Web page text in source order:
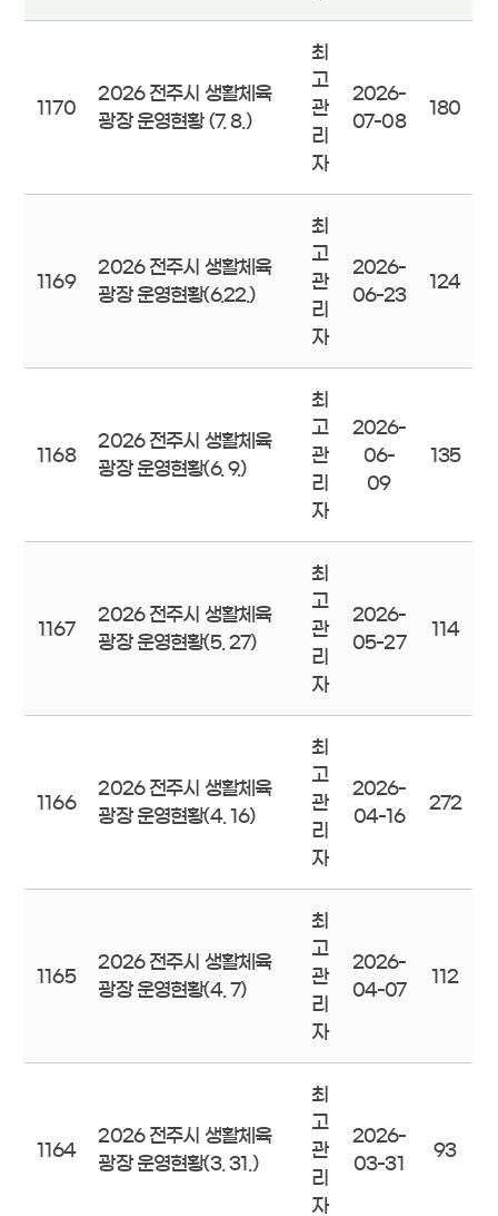
1170
2026 전주시 생활체육
광장 운영현황 (7. 8.)
최
고
관
리
자
2026-
07-08
180
1169
2026 전주시 생활체육
광장 운영현황(6.22.)
최
고
관
리
자
2026-
06-23
124
1168
2026 전주시 생활체육
광장 운영현황(6. 9.)
최
고
관
리
자
2026-
06-
09
135
1167
2026 전주시 생활체육
광장 운영현황(5. 27)
최
고
관
리
자
2026-
05-27
114
1166
2026 전주시 생활체육
광장 운영현황(4. 16)
최
고
관
리
자
2026-
04-16
272
1165
2026 전주시 생활체육
광장 운영현황(4. 7)
최
고
관
리
자
2026-
04-07
112
1164
2026 전주시 생활체육
광장 운영현황(3. 31.)
최
고
관
리
자
2026-
03-31
93